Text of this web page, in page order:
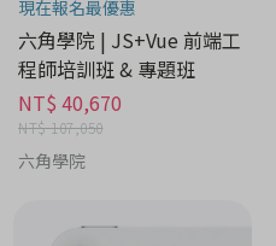
現在報名最優惠
六角學院 | JS+Vue 前端工
程師培訓班 & 專題班
NT$ 40,670
NT$ 107,050
六角學院